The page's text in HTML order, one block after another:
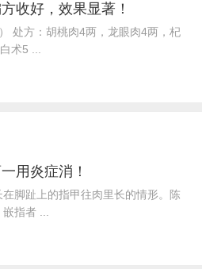
收好，效果显著！
处方：胡桃肉4两，龙眼肉4两，杞
术5 ...
用炎症消！
脚趾上的指甲往肉里长的情形。陈
指者 ...